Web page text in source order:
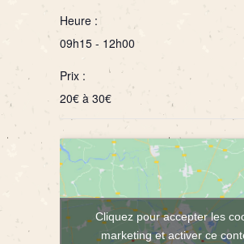
Heure :
09h15 - 12h00
Prix :
20€ à 30€
Cliquez pour accepter les
marketing et activer ce